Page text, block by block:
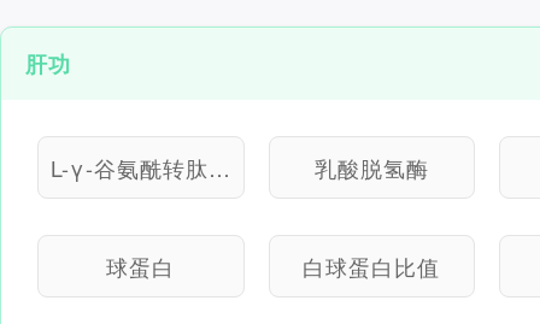
肝功
L-γ-谷氨酰转肽酶 乳酸脱氢酶
球蛋白 白球蛋白比值